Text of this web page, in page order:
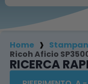
Home
Ricoh Aficio
RICERCA